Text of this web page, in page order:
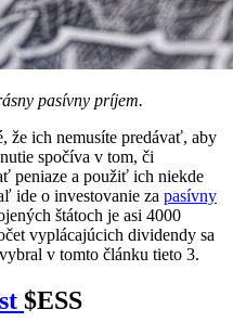
pasívny príjem.
že ich nemusíte predávať, aby
spočíva v tom, či
peniaze a použiť ich niekde
ide o investovanie za pasívny
štátoch je asi 4000
vyplácajúcich dividendy sa
v tomto článku tieto 3.
$ESS